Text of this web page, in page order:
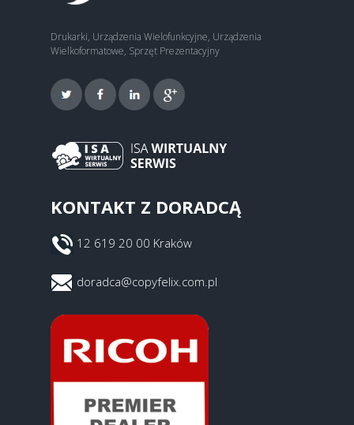
Drukarki, Urządzenia Wielofunkcyjne, Urządzenia
Wielkoformatowe, Sprzęt Prezentacyjny
KONTAKT Z DORADCĄ
12 619 20 00 Kraków
doradca@copyfelix.com.pl